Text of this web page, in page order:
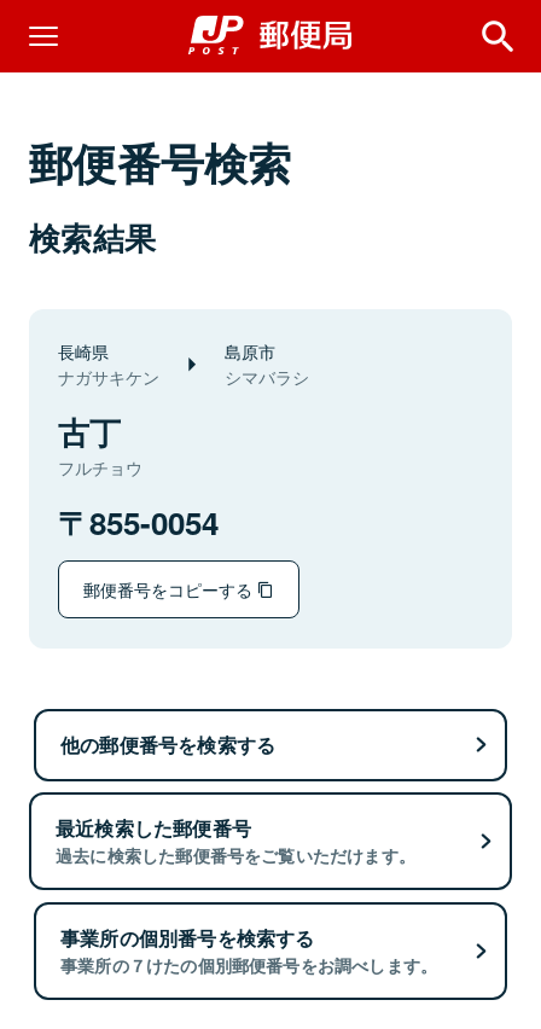
郵便番号検索
検索結果
長崎県
ナガサキケン
島原市
シマバラシ
古丁
フルチョウ
855-0054
郵便番号をコピーする
他の郵便番号を検索する
最近検索した郵便番号
過去に検索した郵便番号をご覧いただけます。
事業所の個別番号を検索する
事業所の７けたの個別郵便番号をお調べします。